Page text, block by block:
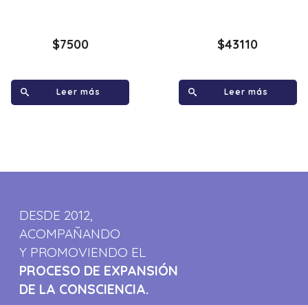
$7500
Leer más
$43110
Leer más
DESDE 2012,
ACOMPAÑANDO
Y PROMOVIENDO EL
PROCESO DE EXPANSIÓN
DE LA CONSCIENCIA.